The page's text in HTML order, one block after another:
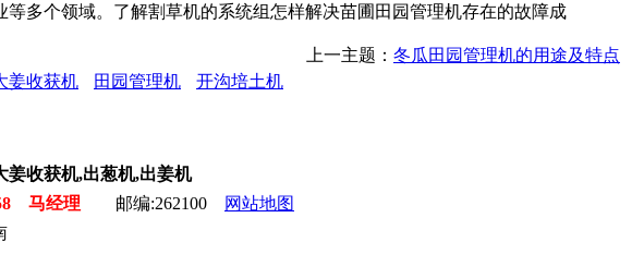
多个领域。了解割草机的系统组怎样解决苗圃田园管理机存在的故障成
上一主题： 冬瓜田园管理机的用途及特点
姜收获机 田园管理机 开沟培土机
姜收获机,出葱机,出姜机
马经理 邮编:262100
网站地图